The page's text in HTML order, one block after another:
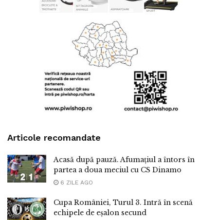
Articole recomandate
Acasă după pauză. Afumațiul a întors în
partea a doua meciul cu CS Dinamo
6 ZILE AGO
Cupa României, Turul 3. Intră în scenă
echipele de eșalon secund